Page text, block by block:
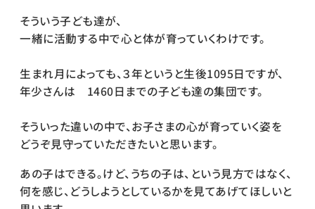
そういう子ども達が、
一緒に活動する中で心と体が育っていくわけです。
生まれ月によっても、３年というと生後1095日ですが、
年少さんは 1460日までの子ども達の集団です。
そういった違いの中で、お子さまの心が育っていく姿を
どうぞ見守っていただきたいと思います。
あの子はできる。けど、うちの子は、という見方ではなく、
何を感じ、どうしようとしているかを見てあげてほしいと